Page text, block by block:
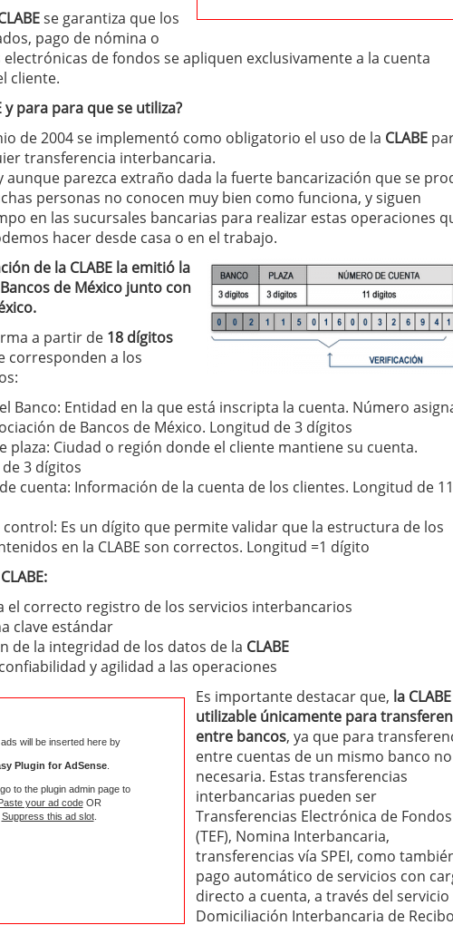
se garantiza que los
pago de nómina o
de fondos se apliquen exclusivamente a la cuenta
cliente.
y para para que se utiliza?
de 2004 se implementó como obligatorio el uso de la CLABE
transferencia interbancaria.
aunque parezca extraño dada la fuerte bancarización que se
personas no conocen muy bien como funciona, y siguen
en las sucursales bancarias para realizar estas operaciones
hacer desde casa o en el trabajo.
de la CLABE la emitió la
de México junto con
a partir de 18 dígitos
corresponden a los
Banco: Entidad en la que está inscripta la cuenta. Número
de Bancos de México. Longitud de 3 dígitos
plaza: Ciudad o región donde el cliente mantiene su cuenta.
3 dígitos
cuenta: Información de la cuenta de los clientes. Longitud de 11
control: Es un dígito que permite validar que la estructura de los
en la CLABE son correctos. Longitud =1 dígito
el correcto registro de los servicios interbancarios
clave estándar
de la integridad de los datos de la CLABE
y agilidad a las operaciones
will be inserted here by
Plugin for AdSense.
to the plugin admin page to
your ad codeOR
Suppress this ad slot.
Es importante destacar que, la
utilizable únicamente para
entre bancos, ya que para
entre cuentas de un mismo banco
necesaria. Estas transferencias
interbancarias pueden ser
Transferencias Electrónica de Fondos
(TEF), Nomina Interbancaria,
transferencias vía SPEI, como
pago automático de servicios con
directo a cuenta, a través del servicio
Domiciliación Interbancaria de